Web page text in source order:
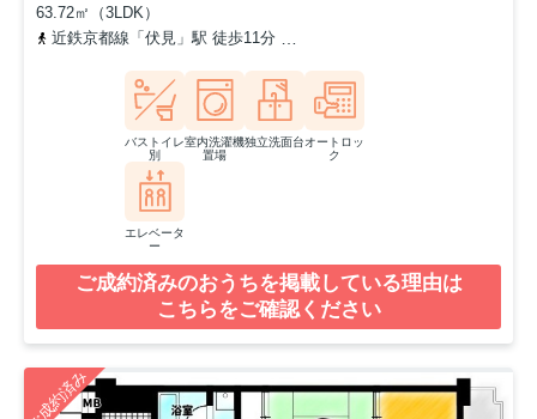
63.72㎡（3LDK）
近鉄京都線「伏見」駅 徒歩11分
バストイレ
別
室内洗濯機
置場
独立洗面台オートロッ
ク
エレベータ
ー
ご成約済みのおうちを掲載している理由は
こちらをご確認ください
ご成約済み